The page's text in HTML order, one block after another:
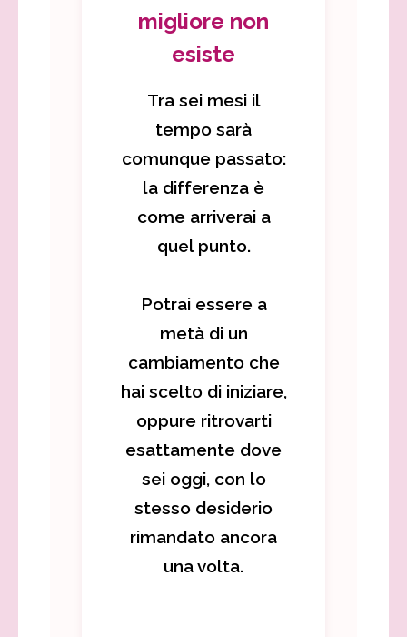
migliore non
esiste
Tra sei mesi il
tempo sarà
comunque passato:
la differenza è
come arriverai a
quel punto.
Potrai essere a
metà di un
cambiamento che
hai scelto di iniziare,
oppure ritrovarti
esattamente dove
sei oggi, con lo
stesso desiderio
rimandato ancora
una volta.